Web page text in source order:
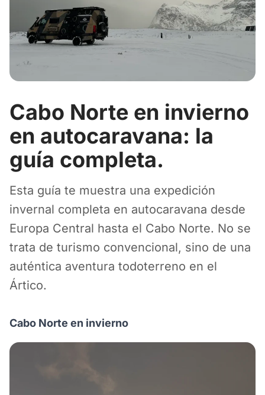
Cabo Norte en invierno
en autocaravana: la
guía completa.
Esta guía te muestra una expedición
invernal completa en autocaravana desde
Europa Central hasta el Cabo Norte. No se
trata de turismo convencional, sino de una
auténtica aventura todoterreno en el
Ártico.
Cabo Norte en invierno